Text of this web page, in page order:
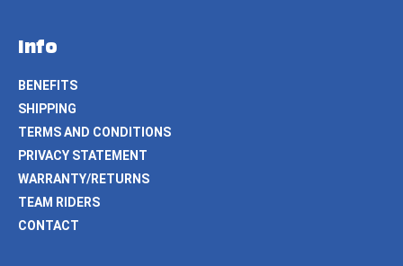
Info
BENEFITS
SHIPPING
TERMS AND CONDITIONS
PRIVACY STATEMENT
WARRANTY/RETURNS
TEAM RIDERS
CONTACT